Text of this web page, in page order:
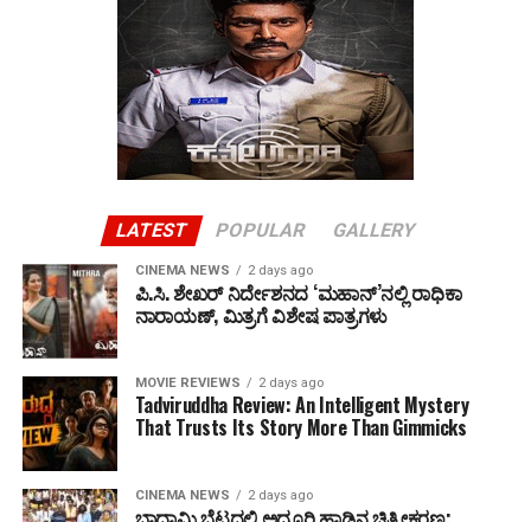
LATEST POPULAR GALLERY
CINEMA NEWS 2 days ago
ಪಿ.ಸಿ. ಶೇಖರ್ ನಿರ್ದೇಶನದ ‘ಮಹಾನ್’ನಲ್ಲಿ ರಾಧಿಕಾ
ನಾರಾಯಣ್, ಮಿತ್ರಗೆ ವಿಶೇಷ ಪಾತ್ರಗಳು
MOVIE REVIEWS 2 days ago
Tadviruddha Review: An Intelligent Mystery
That Trusts Its Story More Than Gimmicks
CINEMA NEWS 2 days ago